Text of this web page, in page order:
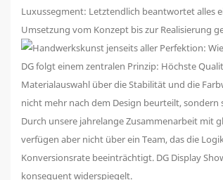
Luxussegment: Letztendlich beantwortet alles
Umsetzung vom Konzept bis zur Realisierung
DG folgt einem zentralen Prinzip: Höchste
Materialauswahl über die Stabilität und die
nicht mehr nach dem Design beurteilt,
Durch unsere jahrelange Zusammenarbeit mit
verfügen aber nicht über ein Team, das die
Konversionsrate beeinträchtigt. DG Display
konsequent widerspiegelt.